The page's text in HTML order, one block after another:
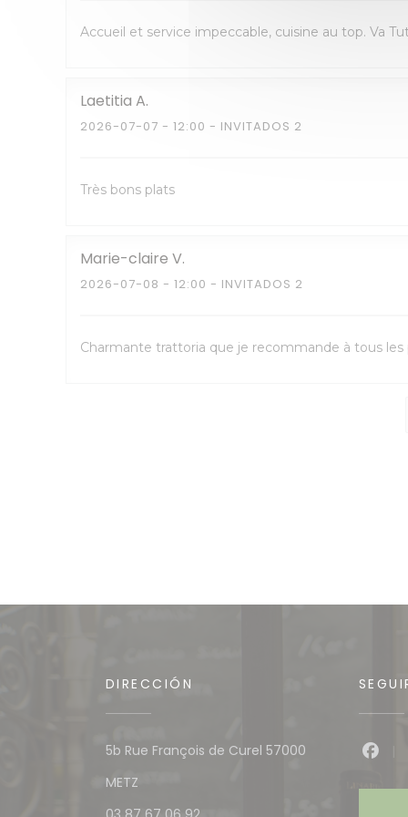
Accueil et service impeccable, cuisine au top. Va
Laetitia A
2026-07-07 - 12:00 - INVITADOS 2
Très bons plats
Marie-claire V
2026-07-08 - 12:00 - INVITADOS 2
Charmante trattoria que je recommande à tous les
DIRECCIÓN
5b Rue François de Curel 57000
METZ((abre en una nueva ventana))